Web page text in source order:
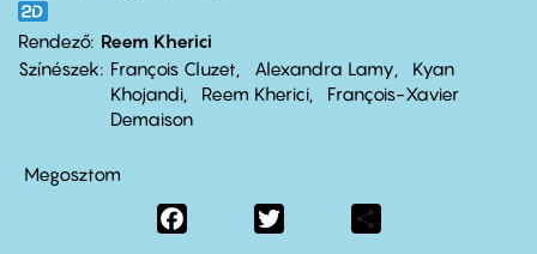
Rendező Reem Kherici
Színészek
François Cluzet Alexandra Lamy
Kyan
Khojandi
Reem Kherici
François-Xavier
Demaison
Megosztom
Facebook